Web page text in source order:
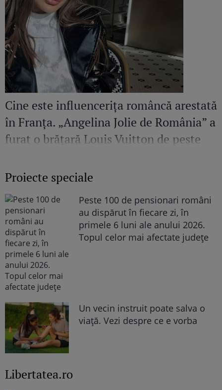
Cine este influencerița româncă arestată
în Franța. „Angelina Jolie de România” a
furat o brățară Louis Vuitton de peste
Proiecte speciale
Peste 100 de pensionari români
au dispărut în fiecare zi, în
primele 6 luni ale anului 2026.
Topul celor mai afectate județe
Un vecin instruit poate salva o
viață. Vezi despre ce e vorba
Libertatea.ro